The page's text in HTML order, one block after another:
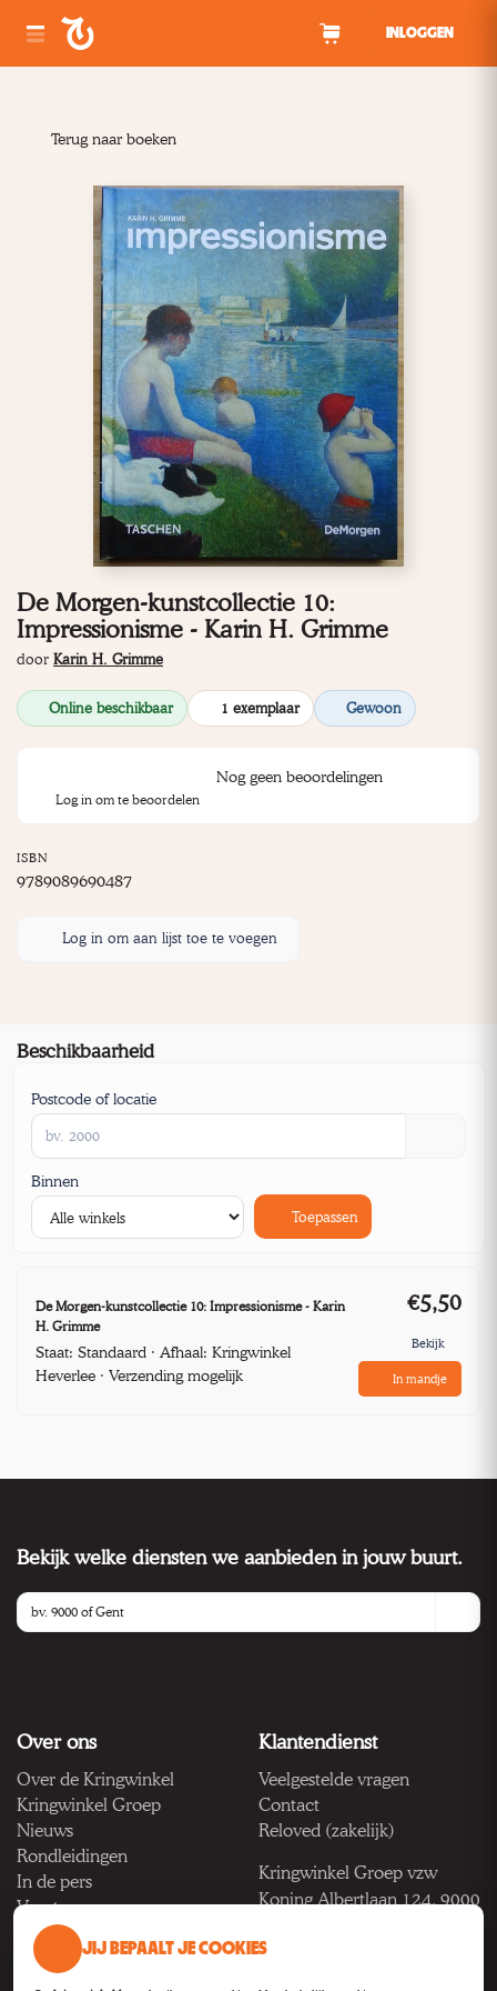
INLOGGEN
Terug naar boeken
De Morgen-kunstcollectie 10:
Impressionisme - Karin H. Grimme
door Karin H. Grimme
Online beschikbaar 1 exemplaar Gewoon
Nog geen beoordelingen
Log in om te beoordelen
ISBN
9789089690487
Log in om aan lijst toe te voegen
Beschikbaarheid
Postcode of locatie
Binnen
Toepassen
De Morgen-kunstcollectie 10: Impressionisme - Karin
H. Grimme
Staat: Standaard · Afhaal: Kringwinkel
Heverlee · Verzending mogelijk
€5,50
Bekijk
In mandje
Bekijk welke diensten we aanbieden in jouw buurt.
Over ons
Over de Kringwinkel
Kringwinkel Groep
Nieuws
Rondleidingen
In de pers
Vacatures
Klantendienst
Veelgestelde vragen
Contact
Reloved (zakelijk)
Kringwinkel Groep vzw
Koning Albertlaan 124, 9000
BTW BE 1033.922.208
JIJ BEPAALT JE COOKIES